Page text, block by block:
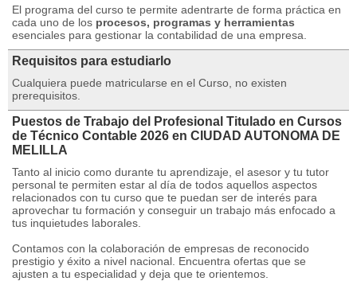
El programa del curso te permite adentrarte de forma práctica en
cada uno de los procesos, programas y herramientas
esenciales para gestionar la contabilidad de una empresa.
Requisitos para estudiarlo
Cualquiera puede matricularse en el Curso, no existen
prerequisitos.
Puestos de Trabajo del Profesional Titulado en Cursos
de Técnico Contable 2026 en CIUDAD AUTONOMA DE
MELILLA
Tanto al inicio como durante tu aprendizaje, el asesor y tu tutor
personal te permiten estar al día de todos aquellos aspectos
relacionados con tu curso que te puedan ser de interés para
aprovechar tu formación y conseguir un trabajo más enfocado a
tus inquietudes laborales.
Contamos con la colaboración de empresas de reconocido
prestigio y éxito a nivel nacional. Encuentra ofertas que se
ajusten a tu especialidad y deja que te orientemos.